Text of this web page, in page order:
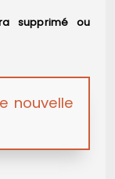
supprimé ou
nouvelle